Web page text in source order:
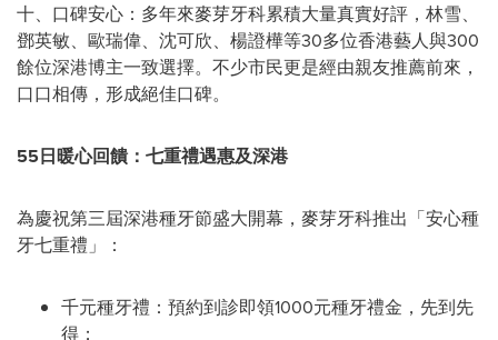
十、口碑安心：多年來麥芽牙科累積大量真實好評，林雪、
鄧英敏、歐瑞偉、沈可欣、楊證樺等30多位香港藝人與300
餘位深港博主一致選擇。不少市民更是經由親友推薦前來，
口口相傳，形成絕佳口碑。
55日暖心回饋： 七重禮遇惠及深港
為慶祝第三屆深港種牙節盛大開幕，麥芽牙科推出「安心種
牙七重禮」：
千元種牙禮：預約到診即領1000元種牙禮金，先到先
得；